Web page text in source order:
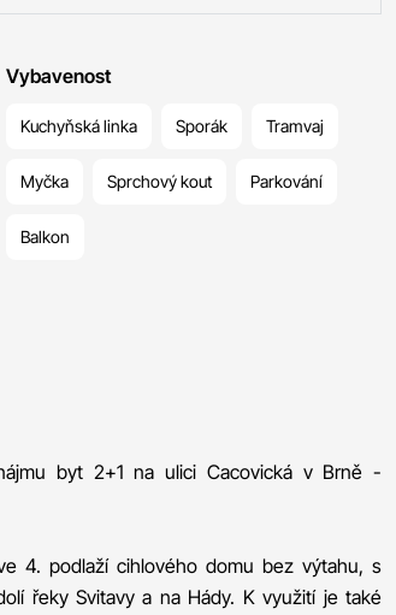
Vybavenost
Kuchyňská linka Sporák Tramvaj
Myčka Sprchový kout Parkování
Balkon
byt 2+1 na ulici Cacovická v Brně -
4. podlaží cihlového domu bez výtahu, s
řeky Svitavy a na Hády. K využití je také